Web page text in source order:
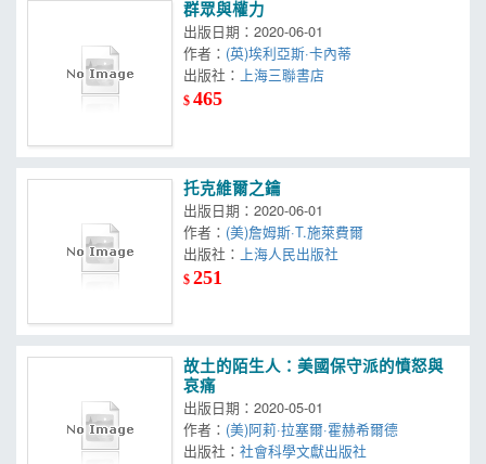
群眾與權力
出版日期：2020-06-01
作者： (英)埃利亞斯·卡內蒂
出版社： 上海三聯書店
$465
托克維爾之鑰
出版日期：2020-06-01
作者： (美)詹姆斯·T.施萊費爾
出版社： 上海人民出版社
$251
故土的陌生人：美國保守派的憤怒與
哀痛
出版日期：2020-05-01
作者： (美)阿莉·拉塞爾·霍赫希爾德
出版社：社會科學文獻出版社